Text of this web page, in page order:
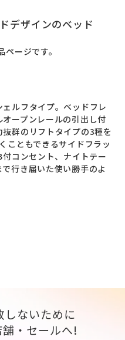
デザインのベッド
ージです。
ルフタイプ。ベッドフレ
ープンレールの引出し付
群のリフトタイプの3種を
こともできるサイドフラッ
コンセント、ナイトテー
行き届いた使い勝手のよ
しないために
・セールへ!